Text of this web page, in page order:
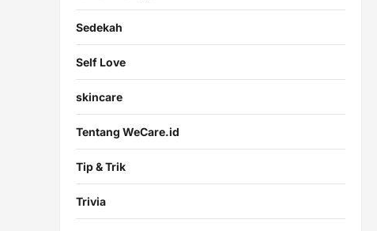
Sedekah
Self Love
skincare
Tentang WeCare.id
Tip & Trik
Trivia